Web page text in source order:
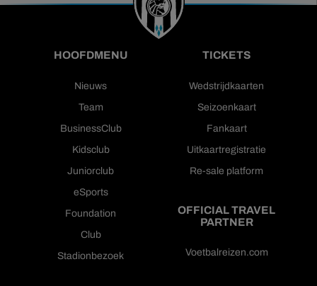
HOOFDMENU
Nieuws
Team
BusinessClub
Kidsclub
Juniorclub
eSports
Foundation
Club
Stadionbezoek
TICKETS
Wedstrijdkaarten
Seizoenkaart
Fankaart
Uitkaartregistratie
Re-sale platform
OFFICIAL TRAVEL
PARTNER
Voetbalreizen.com